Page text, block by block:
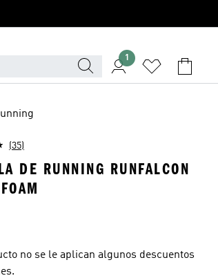
1
(35)
DE RUNNING RUNFALCON
no se le aplican algunos descuentos